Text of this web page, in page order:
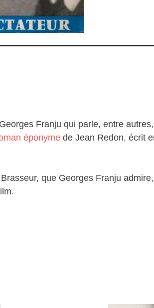
Franju qui parle, entre
éponyme de Jean Redon, écrit
que Georges Franju